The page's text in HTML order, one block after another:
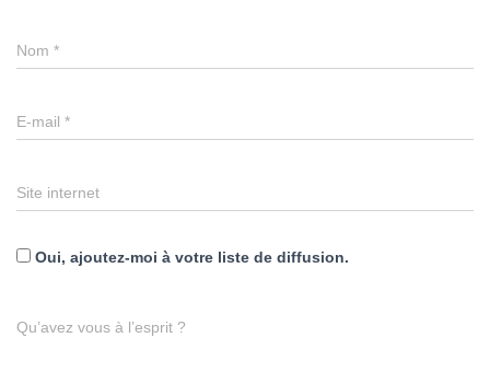
Nom *
E-mail *
Site internet
Oui, ajoutez-moi à votre liste de diffusion.
Qu’avez vous à l’esprit ?